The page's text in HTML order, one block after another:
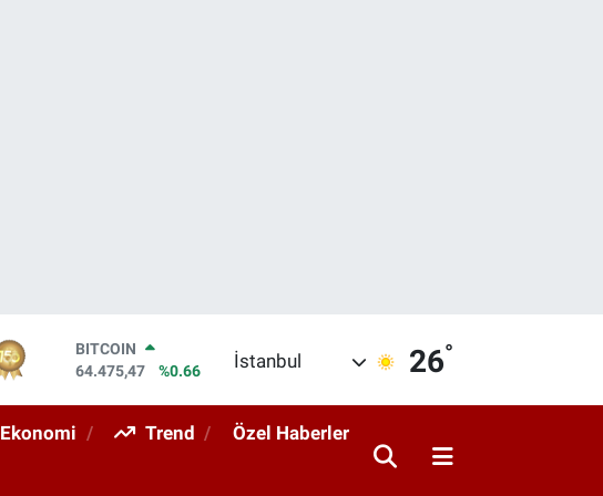
DOLAR
47,5971
%0.05
STERLİN
İstanbul 26°
Ekonomi Trend Özel Haberler